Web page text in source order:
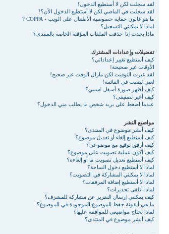
لقد سجلت لكن لا أستطيع الدخول!
لقد سجلت في الماضي لكن لا أستطيع الدخول الآن؟!
ما هو قانون حماية خصوصية الأطفال على الويب - COPPA ?
لماذا لا يمكنني التسجيل؟
ماذا يحدث إذا حذفت الملفات المؤقتة الخاصة بالمنتدى؟
تفضيلات وإعدادات المشترك
كيف أستطيع تغيير إعداداتي؟
الأوقات غير صحيحة!
لقد غيرت التوقيت لكن مازال الوقت غير صحيح!
لغتي ليست في القائمة!
كيف أظهر صورة أسفل اسمي؟
كيف أغير تصنيفي؟
عندما اضغط على بريد شخص ما يطلب مني الدخول؟
مواضيع النشر
كيف أنشر موضوع في المنتدى؟
كيف أستطيع إلغاء أو تعديل موضوع؟
كيف أرفق توقيع مع موضوعي؟
كيف أكون عملية تصويت على موضوع؟
كيف أستطيع تعديل تصويت ما أو إلغاءه؟
لماذا لا أستطيع دخول الساحة؟
لماذا لا يمكنني المشاركة في التصويت؟
لماذا لا أستطيع إضافة المرفقات؟
لماذا أتلقى تحذيرات؟
كيف يمكنني إرسال التقرير عن مشاركة للمشرف؟
ما هي أيقونة حفظ الموضوع الموجودة في الموضوع؟
لماذا تحتاج مواضيعي للموافقة عليها؟
كيف أنشر موضوع في المنتدى؟